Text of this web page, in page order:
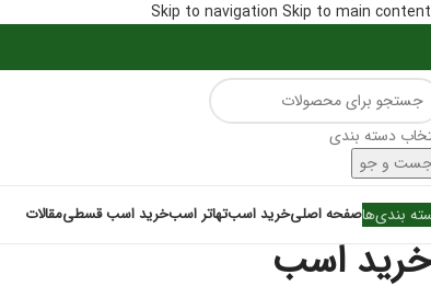
Skip to navigation Skip to main content
دسته بندی
و جو
بندی‌هاصفحه اصلیخرید اسبتهاتر اسبخرید اسب قسطیمقالات
خرید اسب